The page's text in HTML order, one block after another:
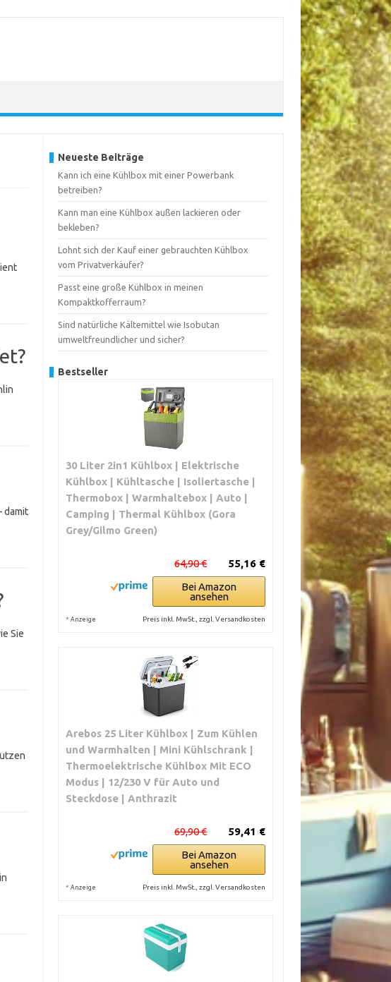
damit
Sie
Neueste Beiträge
Kann ich eine Kühlbox mit einer Powerbank
betreiben?
Kann man eine Kühlbox außen lackieren oder
bekleben?
Lohnt sich der Kauf einer gebrauchten Kühlbox
vom Privatverkäufer?
Passt eine große Kühlbox in meinen
Kompaktkofferraum?
Sind natürliche Kältemittel wie Isobutan
umweltfreundlicher und sicher?
Bestseller
30 Liter 2in1 Kühlbox | Elektrische
Kühlbox | Kühltasche | Isoliertasche |
Thermobox | Warmhaltebox | Auto |
Camping | Thermal Kühlbox (Gora
Grey/Gilmo Green)
55,16 €
64,90 €
Bei Amazon
ansehen
* Anzeige Preis inkl. MwSt., zzgl. Versandkosten
Arebos 25 Liter Kühlbox | Zum Kühlen
und Warmhalten | Mini Kühlschrank |
Thermoelektrische Kühlbox Mit ECO
Modus | 12/230 V für Auto und
Steckdose | Anthrazit
59,41 €
69,90 €
Bei Amazon
ansehen
* Anzeige Preis inkl. MwSt., zzgl. Versandkosten